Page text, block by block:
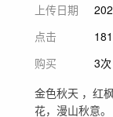
上传日期
点击
购买
3次
金色秋天 ，红
花，漫山秋意。